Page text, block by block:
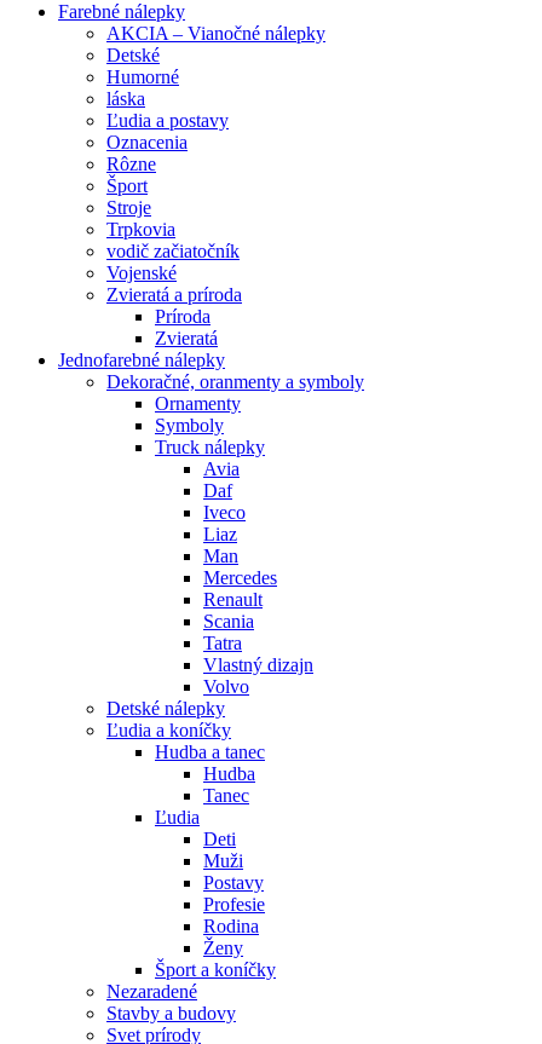
Farebné nálepky
AKCIA – Vianočné nálepky
Detské
Humorné
láska
Ľudia a postavy
Oznacenia
Rôzne
Šport
Stroje
Trpkovia
vodič začiatočník
Vojenské
Zvieratá a príroda
Príroda
Zvieratá
Jednofarebné nálepky
Dekoračné, oranmenty a symboly
Ornamenty
Symboly
Truck nálepky
Avia
Daf
Iveco
Liaz
Man
Mercedes
Renault
Scania
Tatra
Vlastný dizajn
Volvo
Detské nálepky
Ľudia a koníčky
Hudba a tanec
Hudba
Tanec
Ľudia
Deti
Muži
Postavy
Profesie
Rodina
Ženy
Šport a koníčky
Nezaradené
Stavby a budovy
Svet prírody